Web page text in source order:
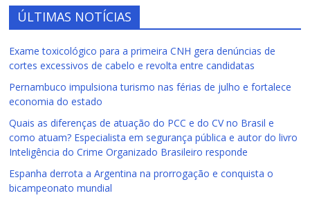
ÚLTIMAS NOTÍCIAS
Exame toxicológico para a primeira CNH gera denúncias de
cortes excessivos de cabelo e revolta entre candidatas
Pernambuco impulsiona turismo nas férias de julho e fortalece
economia do estado
Quais as diferenças de atuação do PCC e do CV no Brasil e
como atuam? Especialista em segurança pública e autor do livro
Inteligência do Crime Organizado Brasileiro responde
Espanha derrota a Argentina na prorrogação e conquista o
bicampeonato mundial